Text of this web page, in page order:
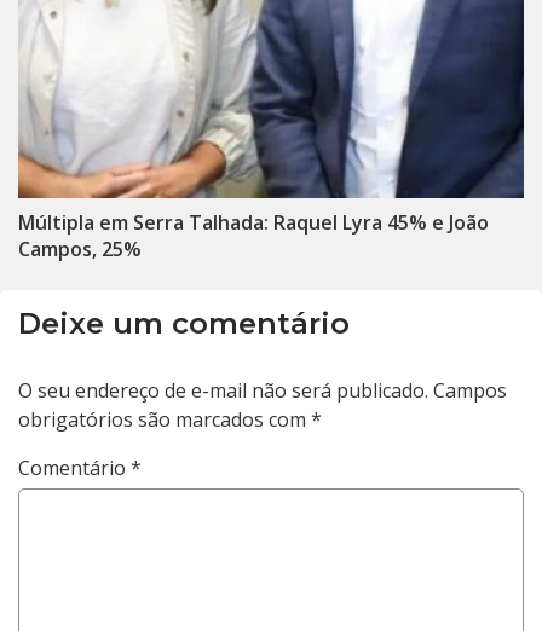
Múltipla em Serra Talhada: Raquel Lyra 45% e João
Campos, 25%
Deixe um comentário
O seu endereço de e-mail não será publicado. Campos
obrigatórios são marcados com *
Comentário *